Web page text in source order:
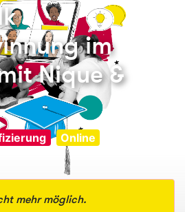
im
Nique &
Online
mehr möglich.